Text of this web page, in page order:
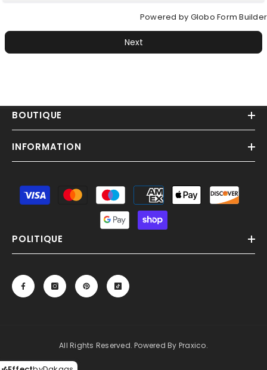
Powered by Globo Form Builder
Next
BOUTIQUE
INFORMATION
Moyens
de
POLITIQUE
All Rights Reserved. Powered By Praxico.